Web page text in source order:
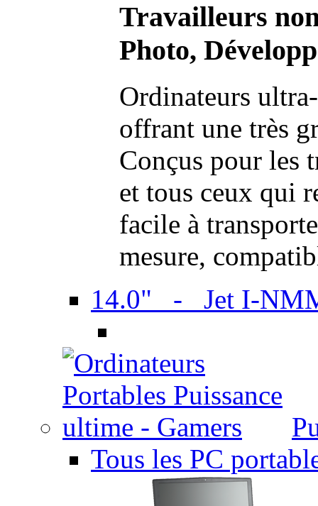
Travailleurs
Photo,
Ordinateurs
offrant une très
Conçus pour les
et tous ceux qui
facile à
mesure,
14.0" - Jet I-
Tous les PC